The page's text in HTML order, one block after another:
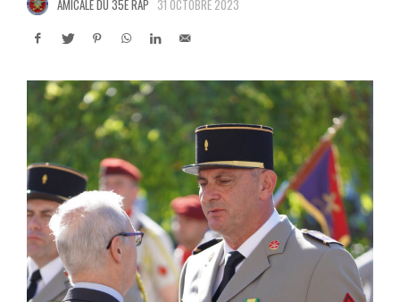
AMICALE DU 35E RAP 31 OCTOBRE 2023